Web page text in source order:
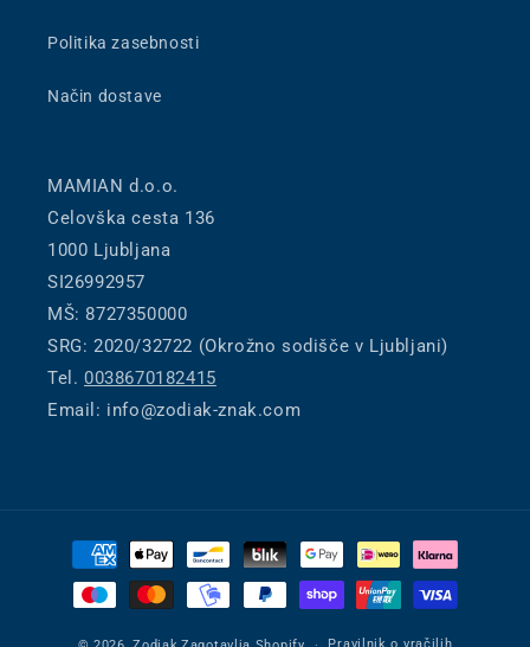
Politika zasebnosti
Način dostave
MAMIAN d.o.o.
Celovška cesta 136
1000 Ljubljana
SI26992957
MŠ: 8727350000
SRG: 2020/32722 (Okrožno sodišče v Ljubljani)
Tel.0038670182415
Email: info@zodiak-znak.com
Načini
plačila